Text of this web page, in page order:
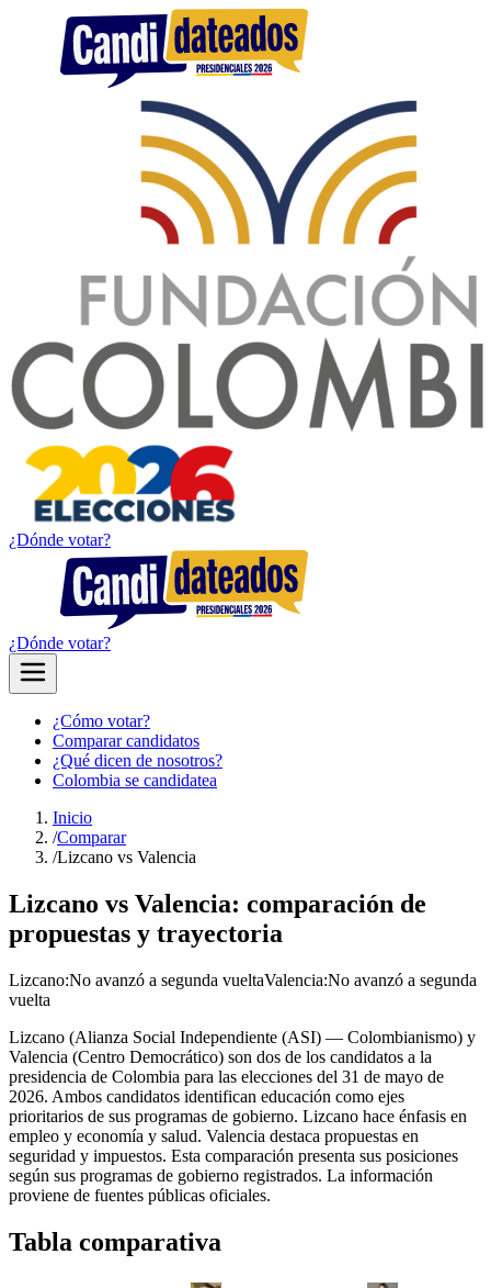
¿Dónde votar?
¿Dónde votar?
¿Cómo votar?
Comparar candidatos
¿Qué dicen de nosotros?
Colombia se candidatea
Inicio
/Comparar
/Lizcano vs Valencia
Lizcano vs Valencia: comparación de
propuestas y trayectoria
Lizcano:No avanzó a segunda vueltaValencia:No avanzó a segunda
vuelta
Lizcano (Alianza Social Independiente (ASI) — Colombianismo) y
Valencia (Centro Democrático) son dos de los candidatos a la
presidencia de Colombia para las elecciones del 31 de mayo de
2026. Ambos candidatos identifican educación como ejes
prioritarios de sus programas de gobierno. Lizcano hace énfasis en
empleo y economía y salud. Valencia destaca propuestas en
seguridad y impuestos. Esta comparación presenta sus posiciones
según sus programas de gobierno registrados. La información
proviene de fuentes públicas oficiales.
Tabla comparativa